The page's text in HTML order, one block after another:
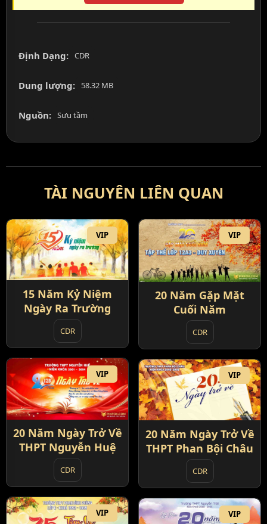
Định Dạng: CDR
Dung lượng: 58.32 MB
Nguồn: Sưu tầm
TÀI NGUYÊN LIÊN QUAN
VIP
15 Năm Kỷ Niệm
Ngày Ra Trường
CDR
VIP
20 Năm Gặp Mặt
Cuối Năm
CDR
VIP
20 Năm Ngày Trở Về
THPT Nguyễn Huệ
CDR
VIP
20 Năm Ngày Trở Về
THPT Phan Bội Châu
CDR
VIP VIP